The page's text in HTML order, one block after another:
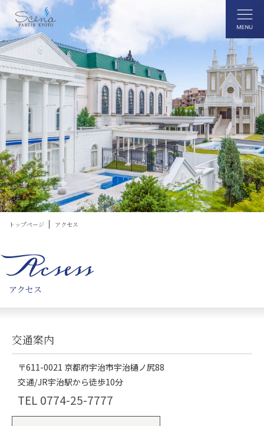
トップページ アクセス
Acsess
アクセス
交通案内
〒611-0021 京都府宇治市宇治樋ノ尻88
交通/JR宇治駅から徒歩10分
TEL 0774-25-7777